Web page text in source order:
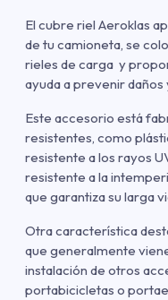
El cubre riel Aeroklas
de tu camioneta, se
rieles de carga y
ayuda a prevenir daños
Este accesorio está
resistentes, como
resistente a los rayos
resistente a la
que garantiza su larga
Otra característica
que generalmente
instalación de otros
portabicicletas o